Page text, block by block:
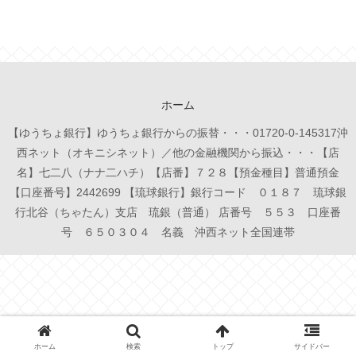
ホーム
【ゆうちょ銀行】ゆうちょ銀行からの振替・・・01720-0-145317沖
西ネット（オキニシネット）／他の金融機関から振込・・・【店
名】七二八（ナナ二ハチ）【店番】７２８【預金種目】普通預金
【口座番号】2442699 【琉球銀行】銀行コード ０１８７ 琉球銀
行北谷（ちゃたん）支店 琉銀（普通） 店番号 ５５３ 口座番
号 ６５０３０４ 名義 沖西ネット全国連帯
ホーム 検索 トップ サイドバー